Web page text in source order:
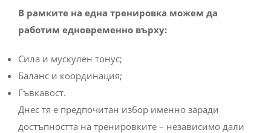
В рамките на една тренировка можем да
работим едновременно върху:
Сила и мускулен тонус;
Баланс и координация;
Гъвкавост.
Днес тя е предпочитан избор именно заради
достъпността на тренировките – независимо дали